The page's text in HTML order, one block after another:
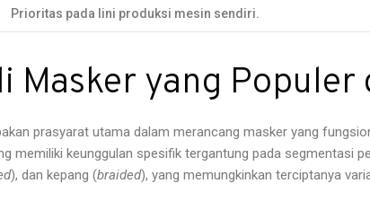
Prioritas pada lini produksi mesin sendiri.
Masker yang Populer
prasyarat utama dalam merancang masker yang
memiliki keunggulan spesifik tergantung pada segmentasi
), dan kepang (braided), yang memungkinkan terciptanya